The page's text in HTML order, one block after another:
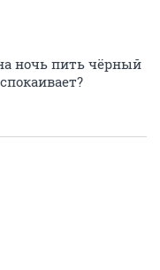
ночь пить чёрный